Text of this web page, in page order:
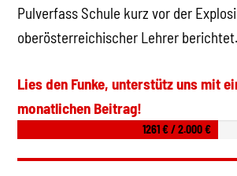
Pulverfass Schule kurz vor der
oberösterreichischer Lehrer berichtet.
Lies den Funke, unterstütz uns mit
monatlichen Beitrag!
1261 € / 2.000 €